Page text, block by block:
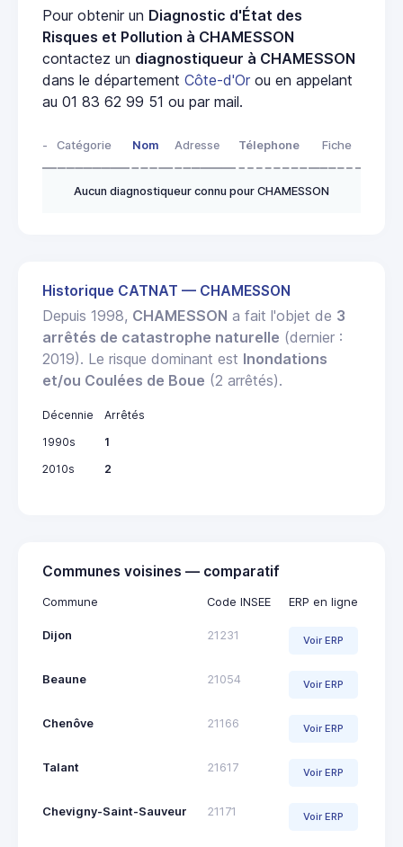
Pour obtenir un Diagnostic d'État des
Risques et Pollution à CHAMESSON
contactez un diagnostiqueur à CHAMESSON
dans le département Côte-d'Or ou en appelant
au 01 83 62 99 51 ou par mail.
- Catégorie Nom Adresse Télephone Fiche
Aucun diagnostiqueur connu pour CHAMESSON
Historique CATNAT — CHAMESSON
Depuis 1998, CHAMESSON a fait l'objet de 3
arrêtés de catastrophe naturelle (dernier :
2019). Le risque dominant est Inondations
et/ou Coulées de Boue (2 arrêtés).
Décennie
Arrêtés
1990s
1
2010s
2
Communes voisines — comparatif
Commune Code INSEE ERP en ligne
Dijon 21231 Voir ERP
Beaune 21054 Voir ERP
Chenôve 21166 Voir ERP
Talant 21617 Voir ERP
Chevigny-Saint-Sauveur 21171 Voir ERP